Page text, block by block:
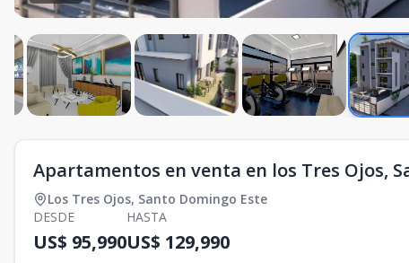
Apartamentos en venta en los Tres Ojos,
Los Tres Ojos, Santo Domingo Este
DESDE
US$ 95,990
HASTA
US$ 129,990